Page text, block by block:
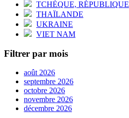
TCHÈQUE, RÉPUBLIQUE
THAÏLANDE
UKRAINE
VIET NAM
Filtrer par mois
août 2026
septembre 2026
octobre 2026
novembre 2026
décembre 2026